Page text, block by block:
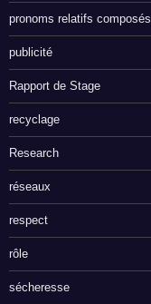
pronoms relatifs composés
publicité
Rapport de Stage
recyclage
Research
réseaux
respect
rôle
sécheresse